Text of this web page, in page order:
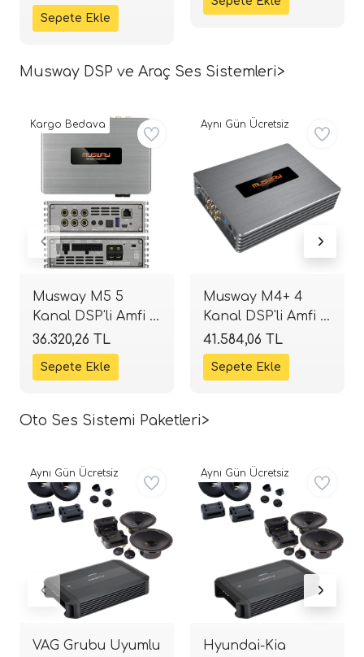
Setleri)
Arac Baslari)
Performans)
Peak | 93 dB | 4
Ohm | SPLHIFI
Ohm | SPLHIFI
Musway DSP ve Araç Ses Sistemleri>
Musway M5 5
Kanal DSP'li Amfi |
9 Kanal İşlemci |
Tak-Çalıştır |
SPLHIFI
36.320,26 TL
Kargo Bedava
Musway M4+ 4
Kanal DSP'li Amfi |
8 Kanal İşlemci |
Tak-Çalıştır |
SPLHIFI
41.584,06 TL
Aynı Gün Ücretsiz
Oto Ses Sistemi Paketleri>
VAG Grubu Uyumlu
Aynı Gün Ücretsiz
Hyundai-Kia
Aynı Gün Ücretsiz